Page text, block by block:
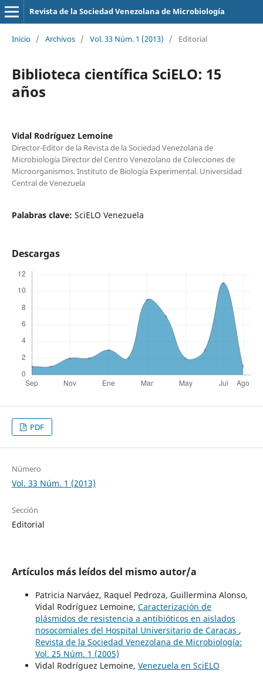
Revista de la Sociedad Venezolana de Microbiología
Inicio / Archivos / Vol. 33 Núm. 1 (2013) / Editorial
Biblioteca científica SciELO: 15
años
Vidal Rodríguez Lemoine
Director-Editor de la Revista de la Sociedad Venezolana de
Microbiología Director del Centro Venezolano de Colecciones de
Microorganismos. Instituto de Biología Experimental. Universidad
Central de Venezuela
Palabras clave: SciELO Venezuela
Descargas
PDF
Número
Vol. 33 Núm. 1 (2013)
Sección
Editorial
Artículos más leídos del mismo autor/a
Patricia Narváez, Raquel Pedroza, Guillermina Alonso,
Vidal Rodríguez Lemoine, Caracterización de
plásmidos de resistencia a antibióticos en aislados
nosocomiales del Hospital Universitario de Caracas ,
Revista de la Sociedad Venezolana de Microbiología:
Vol. 25 Núm. 1 (2005)
Vidal Rodríguez Lemoine, Venezuela en SciELO